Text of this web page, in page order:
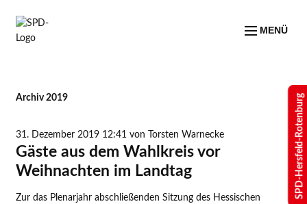
MENÜ
Archiv 2019
31. Dezember 2019 12:41von Torsten Warnecke
Gäste aus dem Wahlkreis vor
Weihnachten im Landtag
Zur das Plenarjahr abschließenden Sitzung des Hessischen
SPD-Hersfeld-Rotenburg